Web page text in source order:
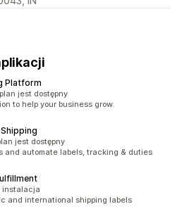
Platform
jest dostępny
to help your business grow.
361jest dostępny
and automate labels, tracking & duties
458
instalacja
and international shipping labels